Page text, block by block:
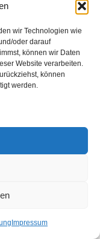
wir Technologien wie
oder darauf
können wir Daten
Website verarbeiten.
können
werden.
Impressum
im
und